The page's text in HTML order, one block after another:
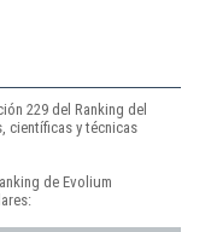
229 del Ranking del
científicas y técnicas
de Evolium